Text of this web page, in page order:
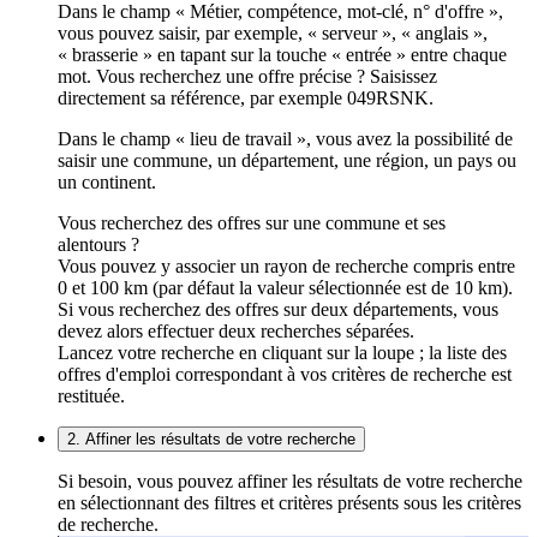
Dans le champ « Métier, compétence, mot-clé, n° d'offre »,
vous pouvez saisir, par exemple, « serveur », « anglais »,
« brasserie » en tapant sur la touche « entrée » entre chaque
mot. Vous recherchez une offre précise ? Saisissez
directement sa référence, par exemple 049RSNK.
Dans le champ « lieu de travail », vous avez la possibilité de
saisir une commune, un département, une région, un pays ou
un continent.
Vous recherchez des offres sur une commune et ses
alentours ?
Vous pouvez y associer un rayon de recherche compris entre
0 et 100 km (par défaut la valeur sélectionnée est de 10 km).
Si vous recherchez des offres sur deux départements, vous
devez alors effectuer deux recherches séparées.
Lancez votre recherche en cliquant sur la loupe ; la liste des
offres d'emploi correspondant à vos critères de recherche est
restituée.
2. Affiner les résultats de votre recherche
Si besoin, vous pouvez affiner les résultats de votre recherche
en sélectionnant des filtres et critères présents sous les critères
de recherche.